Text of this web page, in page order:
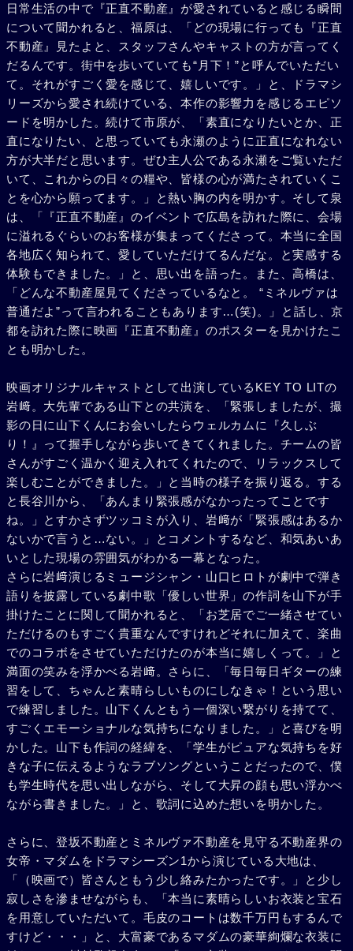
日常生活の中で『正直不動産』が愛されていると感じる瞬間
について聞かれると、福原は、「どの現場に行っても『正直
不動産』見たよと、スタッフさんやキャストの方が言ってく
だるんです。街中を歩いていても“月下！”と呼んでいただい
て。それがすごく愛を感じて、嬉しいです。」と、ドラマシ
リーズから愛され続けている、本作の影響力を感じるエピソ
ードを明かした。続けて市原が、「素直になりたいとか、正
直になりたい、と思っていても永瀬のように正直になれない
方が大半だと思います。ぜひ主人公である永瀬をご覧いただ
いて、これからの日々の糧や、皆様の心が満たされていくこ
とを心から願ってます。」と熱い胸の内を明かす。そして泉
は、「『正直不動産』のイベントで広島を訪れた際に、会場
に溢れるぐらいのお客様が集まってくださって。本当に全国
各地広く知られて、愛していただけてるんだな。と実感する
体験もできました。」と、思い出を語った。また、高橋は、
「どんな不動産屋見てくださっているなと。 “ミネルヴァは
普通だよ”って言われることもあります…(笑)。」と話し、京
都を訪れた際に映画『正直不動産』のポスターを見かけたこ
とも明かした。
映画オリジナルキャストとして出演しているKEY TO LITの
岩﨑。大先輩である山下との共演を、「緊張しましたが、撮
影の日に山下くんにお会いしたらウェルカムに『久しぶ
り！』って握手しながら歩いてきてくれました。チームの皆
さんがすごく温かく迎え入れてくれたので、リラックスして
楽しむことができました。」と当時の様子を振り返る。する
と長谷川から、「あんまり緊張感がなかったってことです
ね。」とすかさずツッコミが入り、岩﨑が「緊張感はあるか
ないかで言うと…ない。」とコメントするなど、和気あいあ
いとした現場の雰囲気がわかる一幕となった。
さらに岩﨑演じるミュージシャン・山口ヒロトが劇中で弾き
語りを披露している劇中歌「優しい世界」の作詞を山下が手
掛けたことに関して聞かれると、「お芝居でご一緒させてい
ただけるのもすごく貴重なんですけれどそれに加えて、楽曲
でのコラボをさせていただけたのが本当に嬉しくって。」と
満面の笑みを浮かべる岩﨑。さらに、「毎日毎日ギターの練
習をして、ちゃんと素晴らしいものにしなきゃ！という思い
で練習しました。山下くんともう一個深い繋がりを持てて、
すごくエモーショナルな気持ちになりました。」と喜びを明
かした。山下も作詞の経緯を、「学生がピュアな気持ちを好
きな子に伝えるようなラブソングということだったので、僕
も学生時代を思い出しながら、そして大昇の顔も思い浮かべ
ながら書きました。」と、歌詞に込めた想いを明かした。
さらに、登坂不動産とミネルヴァ不動産を見守る不動産界の
女帝・マダムをドラマシーズン1から演じている大地は、
「（映画で）皆さんともう少し絡みたかったです。」と少し
寂しさを滲ませながらも、「本当に素晴らしいお衣装と宝石
を用意していただいて。毛皮のコートは数千万円もするんで
すけど・・・」と、大富豪であるマダムの豪華絢爛な衣装に